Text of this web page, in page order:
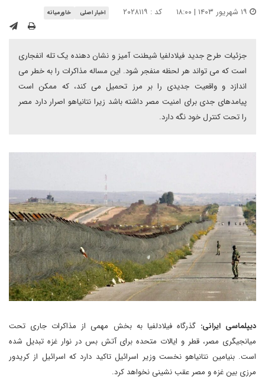
کد : ۲۰۲۸۱۱۹ اخبار اصلی خاورمیانه
جزئیات طرح جدید فیلادلفیا شیطنت آمیز و نشان دهنده یک تله انفجاری
است که می تواند هر لحظه منفجر شود. این مساله مذاکرات را به خطر می
اندازد و واقعیت جدیدی را بر مرز تحمیل می کند، که ممکن است
پیامدهای جدی برای امنیت مصر داشته باشد زیرا نتانیاهو اصرار دارد مصر
را تحت کنترل خود نگه دارد.
دیپلماسی ایرانی: گذرگاه فیلادلفیا به بخش مهمی از مذاکرات جاری تحت
میانجیگری مصر، قطر و ایالات متحده برای آتش بس در نوار غزه تبدیل شده
است. بنیامین نتانیاهو نخست وزیر اسرائیل تاکید دارد که اسرائیل از کریدور
مرزی بین غزه و مصر عقب نشینی نخواهد کرد.